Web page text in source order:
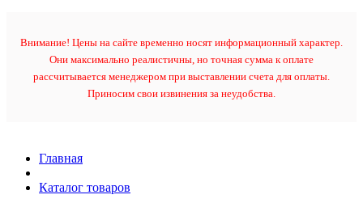
Внимание! Цены на сайте временно носят информационный характер.
Они максимально реалистичны, но точная сумма к оплате
рассчитывается менеджером при выставлении счета для оплаты.
Приносим свои извинения за неудобства.
Главная
Каталог товаров